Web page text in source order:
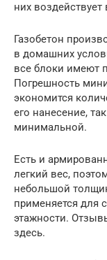
них
Газобетон
в домашних
все блоки имеют
Погрешность
экономится
его нанесение,
минимальной.
Есть и
легкий вес,
небольшой
применяется для
этажности.
здесь.